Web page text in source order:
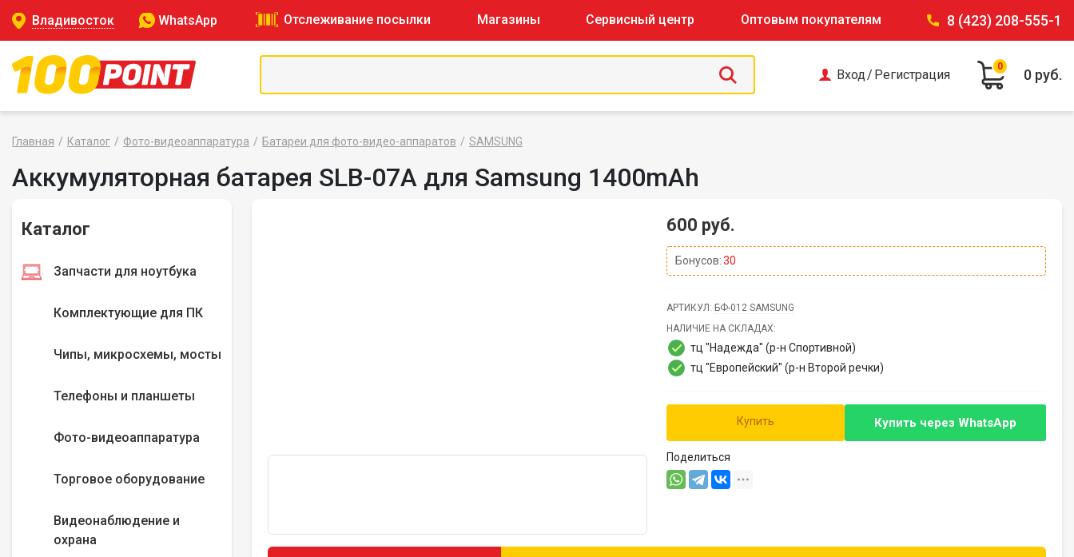
Владивосток WhatsApp Отслеживание посылки Магазины Сервисный центр Оптовым покупателям 8 (423) 208-555-1
Вход / Регистрация 0 руб.
0
Главная Каталог Фото-видеоаппаратура Батареи для фото-видео-аппаратов SAMSUNG
Аккумуляторная батарея SLB-07A для Samsung 1400mAh
Каталог
Запчасти для ноутбука
Комплектующие для ПК
Чипы, микросхемы, мосты
Телефоны и планшеты
Фото-видеоаппаратура
Торговое оборудование
Видеонаблюдение и
охрана
600 руб.
Бонусов:30
АРТИКУЛ: БФ-012 SAMSUNG
НАЛИЧИЕ НА СКЛАДАХ:
тц "Надежда" (р-н Спортивной)
тц "Европейский" (р-н Второй речки)
Купить Купить через WhatsApp
Поделиться